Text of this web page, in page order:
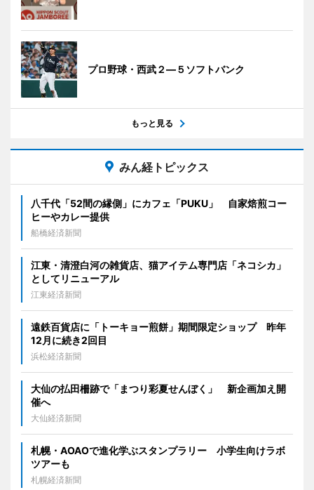
プロ野球・西武２―５ソフトバンク
もっと見る
みん経トピックス
八千代「52間の縁側」にカフェ「PUKU」 自家焙煎コー
ヒーやカレー提供
船橋経済新聞
江東・清澄白河の雑貨店、猫アイテム専門店「ネコシカ」
としてリニューアル
江東経済新聞
遠鉄百貨店に「トーキョー煎餅」期間限定ショップ 昨年
12月に続き2回目
浜松経済新聞
大仙の払田柵跡で「まつり彩夏せんぼく」 新企画加え開
催へ
大仙経済新聞
札幌・AOAOで進化学ぶスタンプラリー 小学生向けラボ
ツアーも
札幌経済新聞